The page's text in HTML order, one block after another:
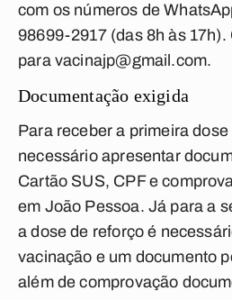
com os números de
98699-2917 (das 8h às 17h).
para vacinajp@gmail.com.
Documentação exigida
Para receber a primeira dose
necessário apresentar
Cartão SUS, CPF e
em João Pessoa. Já para a
a dose de reforço é
vacinação e um documento
além de comprovação